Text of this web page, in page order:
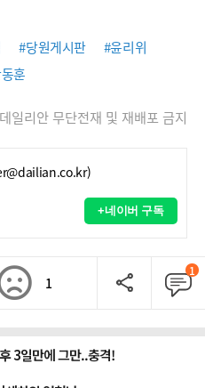
#당원게시판
#윤리위
훈
일리안 무단전재 및 재배포 금지
+네이버 구독
1
1